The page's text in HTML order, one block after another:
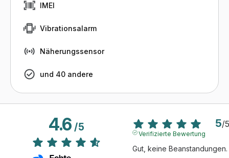
IMEI
Vibrationsalarm
Näherungssensor
und 40 andere
4.6/5 5/5
Verifizierte Bewertung
Gut, keine Beanstandungen.